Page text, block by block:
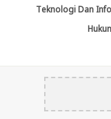
Teknologi Dan